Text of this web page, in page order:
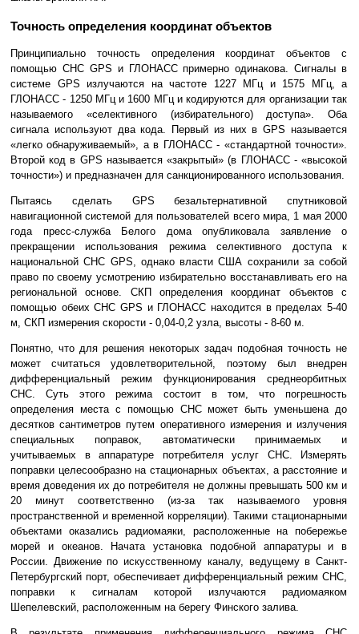
Точность определения координат объектов
Принципиально точность определения координат объектов с
помощью СНС GPS и ГЛОНАСС примерно одинакова. Сигналы в
системе GPS излучаются на частоте 1227 МГц и 1575 МГц, а
ГЛОНАСС - 1250 МГц и 1600 МГц и кодируются для организации так
называемого «селективного (избирательного) доступа». Оба
сигнала используют два кода. Первый из них в GPS называется
«легко обнаруживаемый», а в ГЛОНАСС - «стандартной точности».
Второй код в GPS называется «закрытый» (в ГЛОНАСС - «высокой
точности») и предназначен для санкционированного использования.
Пытаясь сделать GPS безальтернативной спутниковой
навигационной системой для пользователей всего мира, 1 мая 2000
года пресс-служба Белого дома опубликовала заявление о
прекращении использования режима селективного доступа к
национальной СНС GPS, однако власти США сохранили за собой
право по своему усмотрению избирательно восстанавливать его на
региональной основе. СКП определения координат объектов с
помощью обеих СНС GPS и ГЛОНАСС находится в пределах 5-40
м, СКП измерения скорости - 0,04-0,2 узла, высоты - 8-60 м.
Понятно, что для решения некоторых задач подобная точность не
может считаться удовлетворительной, поэтому был внедрен
дифференциальный режим функционирования среднеорбитных
СНС. Суть этого режима состоит в том, что погрешность
определения места с помощью СНС может быть уменьшена до
десятков сантиметров путем оперативного измерения и излучения
специальных поправок, автоматически принимаемых и
учитываемых в аппаратуре потребителя услуг СНС. Измерять
поправки целесообразно на стационарных объектах, а расстояние и
время доведения их до потребителя не должны превышать 500 км и
20 минут соответственно (из-за так называемого уровня
пространственной и временной корреляции). Такими стационарными
объектами оказались радиомаяки, расположенные на побережье
морей и океанов. Начата установка подобной аппаратуры и в
России. Движение по искусственному каналу, ведущему в Санкт-
Петербургский порт, обеспечивает дифференциальный режим СНС,
поправки к сигналам которой излучаются радиомаяком
Шепелевский, расположенным на берегу Финского залива.